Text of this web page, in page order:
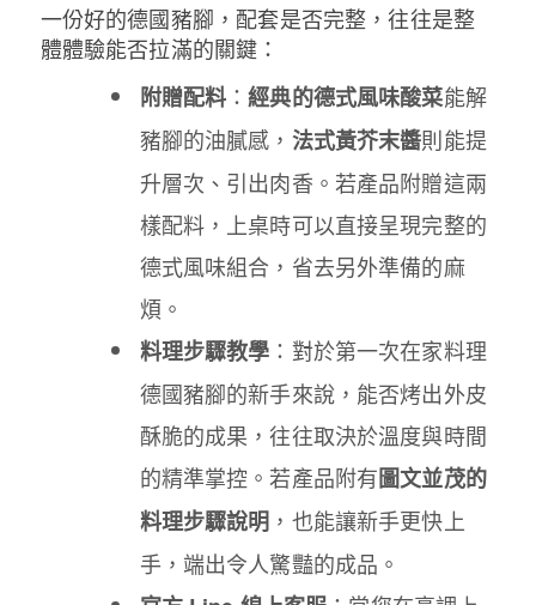
一份好的德國豬腳，配套是否完整，往往是整
體體驗能否拉滿的關鍵：
附贈配料 ：經典的德式風味酸菜能解
豬腳的油膩感， 法式黃芥末醬則能提
升層次、引出肉香。若產品附贈這兩
樣配料，上桌時可以直接呈現完整的
德式風味組合，省去另外準備的麻
煩。
料理步驟教學 ：對於第一次在家料理
德國豬腳的新手來說，能否烤出外皮
酥脆的成果，往往取決於溫度與時間
的精準掌控。若產品附有圖文並茂的
料理步驟說明 ，也能讓新手更快上
手，端出令人驚豔的成品。